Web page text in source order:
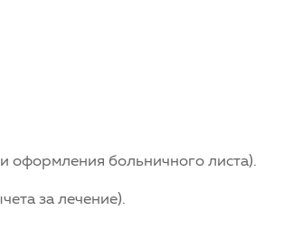
больничного листа).
за лечение).